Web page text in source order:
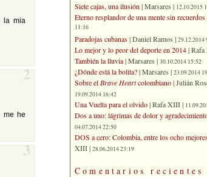
la mia
2
me he
3
Siete cajas, una ilusión | Marsares | 12.10.2015
Eterno resplandor de una mente sin recuerdos
11:16
Paradojas cubanas| Daniel Ramos | 29.12.2014
Lo mejor y lo peor del deporte en 2014|
También la lluvia| Marsares | 30.10.2014 15:52
¿Dónde está la bolita?| Marsares | 23.09.2014
Sobre el Brave Heartcolombiano| Julián
19.09.2014 16:42
Una Vuelta para el olvido| Rafa XIII |
Dos a uno: lágrimas de dolor y
04.07.2014 22:50
DOS a cero: Colombia, entre los ocho
XIII | 28.06.2014 23:19
Comentarios recientes